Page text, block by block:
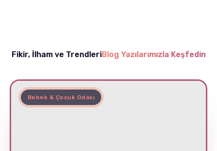
Fikir, İlham ve TrendleriBlog Yazılarımızla Keşfedin
Bebek & Çocuk Odası